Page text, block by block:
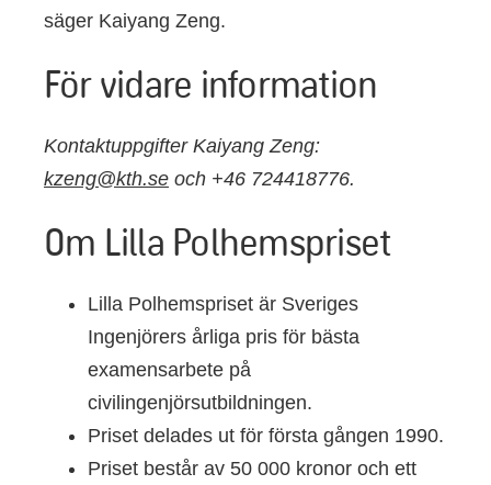
säger Kaiyang Zeng.
För vidare information
Kontaktuppgifter Kaiyang Zeng:
kzeng@kth.se och +46 724418776.
Om Lilla Polhemspriset
Lilla Polhemspriset är Sveriges
Ingenjörers årliga pris för bästa
examensarbete på
civilingenjörsutbildningen.
Priset delades ut för första gången 1990.
Priset består av 50 000 kronor och ett